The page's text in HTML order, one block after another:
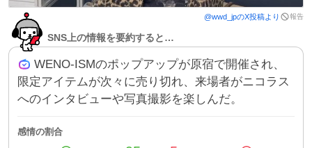
@wwd_jpのX投稿より 報告
SNS上の情報を要約すると…
WENO-ISMのポップアップが原宿で開催され、
限定アイテムが次々に売り切れ、来場者がニコラス
へのインタビューや写真撮影を楽しんだ。
感情の割合